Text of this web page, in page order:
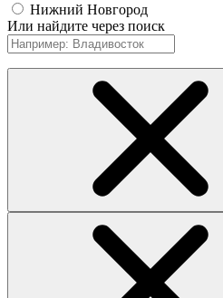
Нижний Новгород
Или найдите через поиск